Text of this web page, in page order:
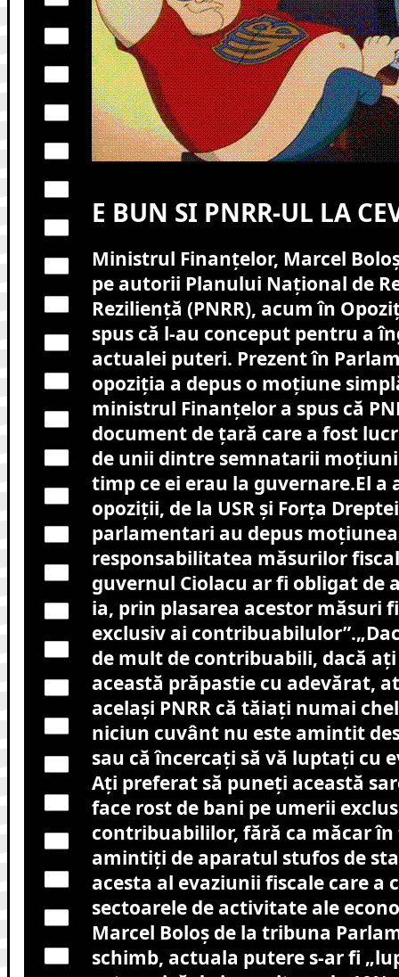
E BUN SI PNRR-UL LA
Ministrul Finanțelor, Marcel
pe autorii Planului Național de
Reziliență (PNRR), acum în
spus că l-au conceput pentru a
actualei puteri. Prezent în
opoziția a depus o moțiune
ministrul Finanțelor a spus că
document de țară care a fost
de unii dintre semnatarii
timp ce ei erau la guvernare.El
opoziții, de la USR și Forța
parlamentari au depus
responsabilitatea măsurilor
guvernul Ciolacu ar fi obligat de
ia, prin plasarea acestor măsuri
exclusiv ai
de mult de contribuabili, dacă
această prăpastie cu adevărat,
acelaşi PNRR că tăiaţi numai
niciun cuvânt nu este amintit
sau că încercaţi să vă luptaţi cu
Aţi preferat să puneţi această
face rost de bani pe umerii
contribuabililor, fără ca măcar în
amintiţi de aparatul stufos de
acesta al evaziunii fiscale care a
sectoarele de activitate ale
Marcel Boloș de la tribuna
schimb, actuala putere s-ar fi